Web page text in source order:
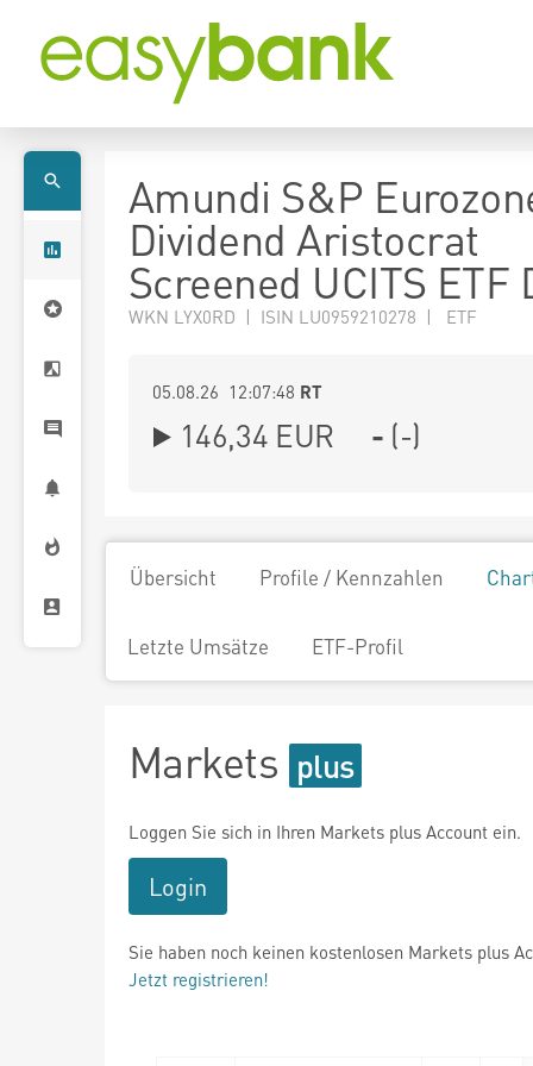
Amundi S&P
Dividend Aristocrat
Screened UCITS ETF
WKN LYX0RD | ISIN LU0959210278 | ETF
05.08.26 12:07:48 RT
146,34 EUR - (-)
Übersicht Profile / Kennzahlen
Letzte Umsätze ETF-Profil
Markets
Loggen Sie sich in Ihren Markets plus Account ein.
Login
Sie haben noch keinen kostenlosen Markets plus
Jetzt registrieren!